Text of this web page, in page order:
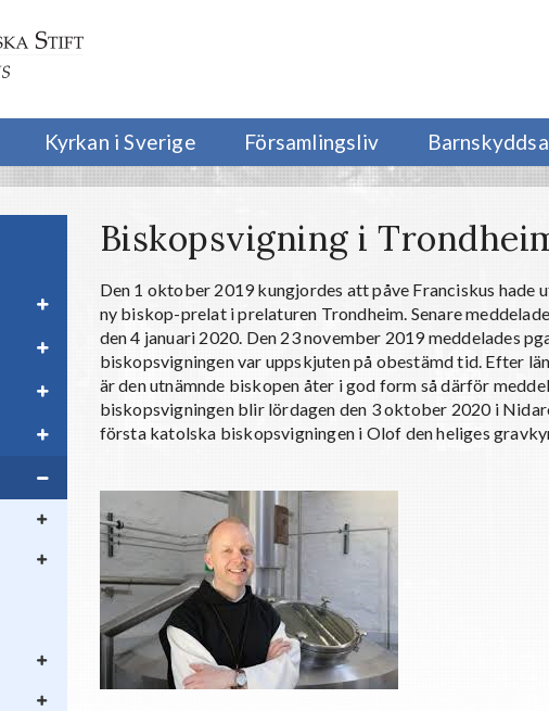
Kyrkan i Sverige Församlingsliv
Biskopsvigning i
Den 1 oktober 2019 kungjordes att påve Franciskus hade
ny biskop-prelat i prelaturen Trondheim. Senare
den 4 januari 2020. Den 23 november 2019 meddelades
biskopsvigningen var uppskjuten på obestämd tid. Efter
är den utnämnde biskopen åter i god form så därför
biskopsvigningen blir lördagen den 3 oktober 2020 i
första katolska biskopsvigningen i Olof den heliges